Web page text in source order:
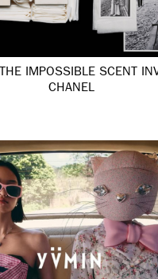
IMPOSSIBLE SCENT
CHANEL